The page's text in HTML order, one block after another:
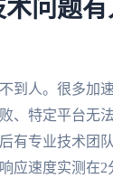
问题
到人。很多加
、特定平台无
有专业技术团
应速度实测在2